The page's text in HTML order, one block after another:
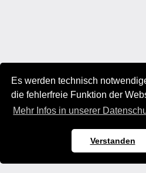
Es werden technisch
die fehlerfreie Funktion der
Mehr Infos in unserer
Verstanden